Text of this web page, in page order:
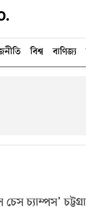
বিশ্ব বাণিজ্য
চ্যাম্পস’